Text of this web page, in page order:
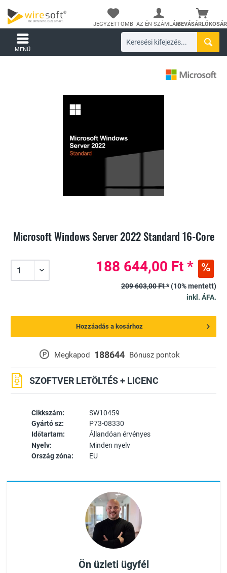
BEVÁSÁRLÓKOSÁR
JEGYZETTÖMB AZ ÉN SZÁMLÁM
MENÜ
Microsoft Windows Server 2022 Standard 16-Core
Cikkszám:
SW10459
Gyártó sz:
P73-08330
Időtartam:
Állandóan érvényes
Nyelv:
Minden nyelv
Ország zóna:
EU
P Megkapod 188644 Bónusz pontok
SZOFTVER LETÖLTÉS + LICENC
188 644,00 Ft *
209 603,00 Ft *(10% mentett)
inkl. ÁFA.
Hozzáadás a kosárhoz
Ön üzleti ügyfél